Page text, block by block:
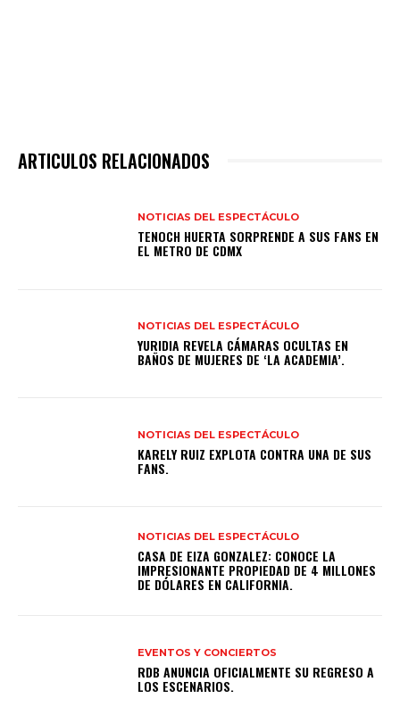
ARTICULOS RELACIONADOS
NOTICIAS DEL ESPECTÁCULO
TENOCH HUERTA SORPRENDE A SUS FANS EN
EL METRO DE CDMX
NOTICIAS DEL ESPECTÁCULO
YURIDIA REVELA CÁMARAS OCULTAS EN
BAÑOS DE MUJERES DE ‘LA ACADEMIA’.
NOTICIAS DEL ESPECTÁCULO
KARELY RUIZ EXPLOTA CONTRA UNA DE SUS
FANS.
NOTICIAS DEL ESPECTÁCULO
CASA DE EIZA GONZALEZ: CONOCE LA
IMPRESIONANTE PROPIEDAD DE 4 MILLONES
DE DÓLARES EN CALIFORNIA.
EVENTOS Y CONCIERTOS
RDB ANUNCIA OFICIALMENTE SU REGRESO A
LOS ESCENARIOS.